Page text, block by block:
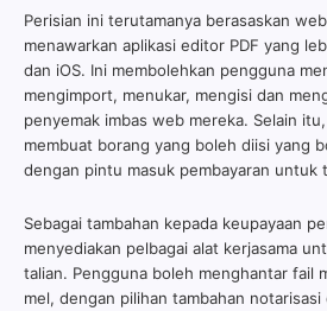
Perisian ini terutamanya berasaskan
menawarkan aplikasi editor PDF yang
dan iOS. Ini membolehkan pengguna
mengimport, menukar, mengisi dan
penyemak imbas web mereka. Selain
membuat borang yang boleh diisi yang
dengan pintu masuk pembayaran untuk
Sebagai tambahan kepada keupayaan
menyediakan pelbagai alat kerjasama
talian. Pengguna boleh menghantar fail
mel, dengan pilihan tambahan